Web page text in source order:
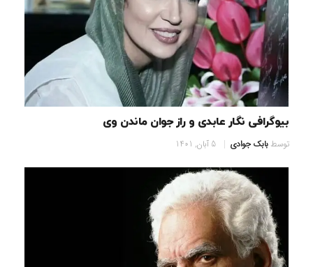
بیوگرافی نگار عابدی و راز جوان ماندن وی
توسطبابک جوادی 5 آبان, 1401